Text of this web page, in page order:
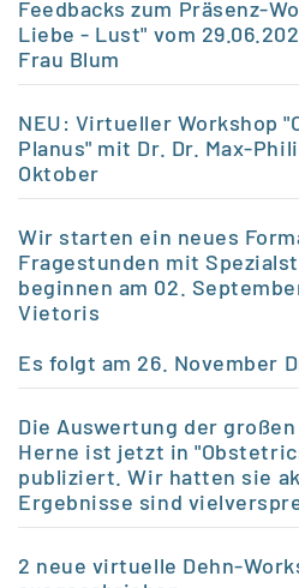
Feedbacks zum Präsenz-
Liebe - Lust" vom
Frau Blum
NEU: Virtueller Workshop
Planus" mit Dr. Dr. Max-
Oktober
Wir starten ein neues
Fragestunden mit
beginnen am 02.
Vietoris
Es folgt am 26. November
Die Auswertung der
Herne ist jetzt in
publiziert. Wir hatten sie
Ergebnisse sind
2 neue virtuelle Dehn-